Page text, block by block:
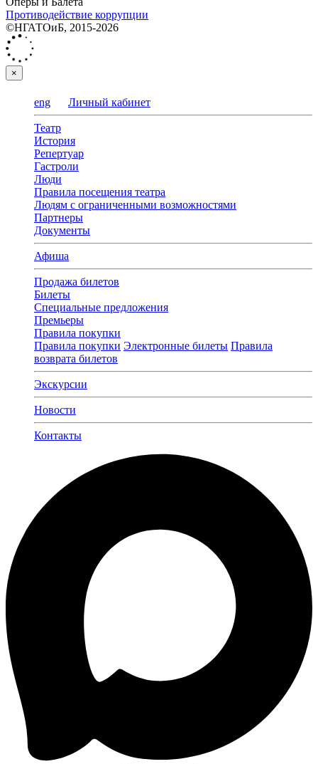
Противодействие коррупции
©НГАТОиБ, 2015-2026
×
eng Личный кабинет
Театр
История
Репертуар
Гастроли
Люди
Правила посещения театра
Людям с ограниченными возможностями
Партнеры
Документы
Афиша
Продажа билетов
Билеты
Специальные предложения
Премьеры
Правила покупки
Правила покупки Электронные билеты Правила
возврата билетов
Экскурсии
Новости
Контакты